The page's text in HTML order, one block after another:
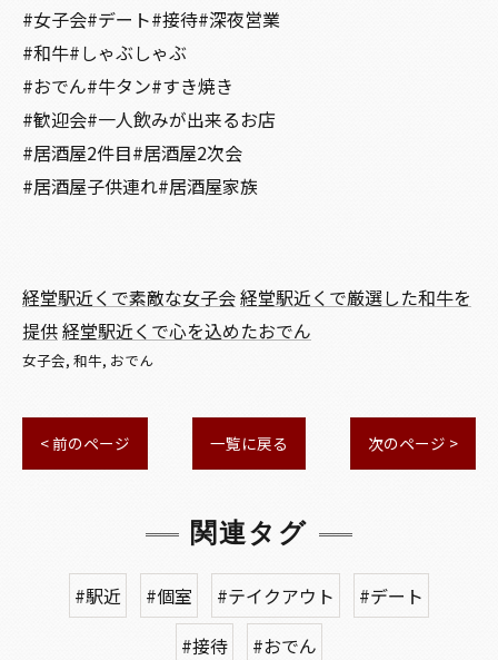
#女子会#デート#接待#深夜営業
#和牛#しゃぶしゃぶ
#おでん#牛タン#すき焼き
#歓迎会#一人飲みが出来るお店
#居酒屋2件目#居酒屋2次会
#居酒屋子供連れ#居酒屋家族
経堂駅近くで素敵な女子会経堂駅近くで厳選した和牛を
提供経堂駅近くで心を込めたおでん
女子会 和牛 おでん
< 前のページ 一覧に戻る 次のページ >
関連タグ
#駅近 #個室 #テイクアウト
#デート
#接待
#おでん